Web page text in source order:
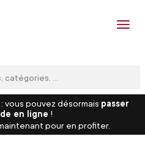
vous pouvez désormais passer
en ligne !
pour en profiter.